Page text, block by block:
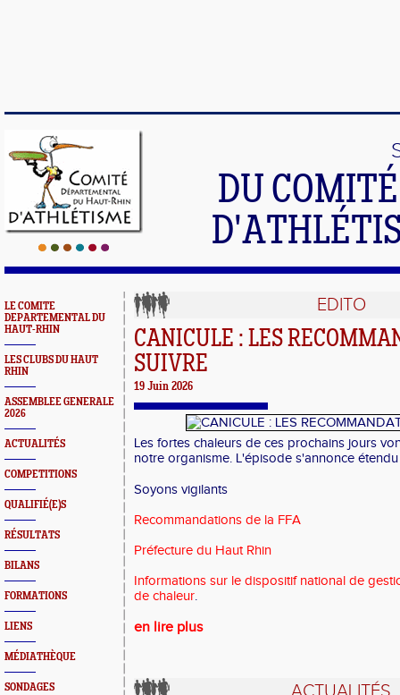
DU
LE COMITE
DEPARTEMENTAL DU
HAUT-RHIN
LES CLUBS DU HAUT
RHIN
ASSEMBLEE GENERALE
2026
ACTUALITÉS
COMPETITIONS
QUALIFIÉ(E)S
RÉSULTATS
BILANS
FORMATIONS
LIENS
MÉDIATHÈQUE
SONDAGES
EDITO
CANICULE : LES
SUIVRE
19 Juin 2026
Les fortes chaleurs de ces prochains jours
notre organisme. L'épisode s'annonce
Soyons vigilants
Recommandations de la FFA
Préfecture du Haut Rhin
Informations sur le dispositif national de
de chaleur.
en lire plus